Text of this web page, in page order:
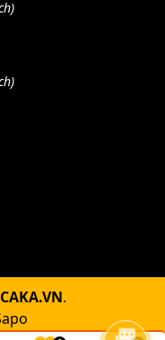
CAKA.VN.